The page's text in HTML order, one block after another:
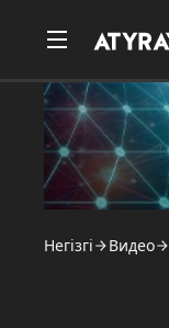
Негізгі Видео